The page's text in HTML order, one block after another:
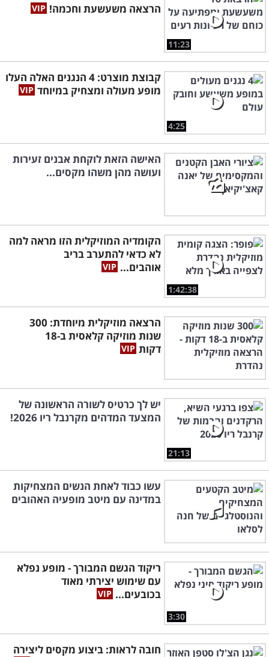
11:23
הרצאה משעשעת וחכמה!
4:25
קבוצת מוצרט: 4 הנגנים האלה העלו
מופע מעולה ומצחיק במיוחד
האישה הזאת לוקחת אבנים זעירות
ועושה מהן משהו מקסים...
1:42:38
הקומדיה המוזיקלית הזו מראה למה
לא כדאי להתערב בריב
אוהבים...
הרצאה מוזיקלית מיוחדת: 300
שנות מוזיקה קלאסית ב-18
דקות
21:13
יש לך כרטיס לשורה הראשונה של
המצעד המדהים מקרנבל ריו 2026!
עשו כבוד לאחת הנשים המצחיקות
במדינה עם מיטב מופעיה האהובים
3:30
ריקוד הגשם המבורך - מופע נפלא
עם שימוש יצירתי מאוד
בכובעים...
חובה לראות: ביצוע מקסים ליצירה